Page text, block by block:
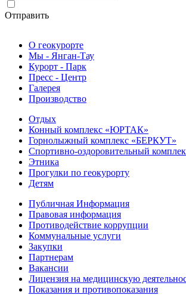
Отправить
О геокурорте
Мы - Янган-Тау
Курорт - Парк
Пресс - Центр
Галерея
Производство
Отдых
Конный комплекс «ЮРТАК»
Горнолыжный комплекс «БЕРКУТ»
Спортивно-оздоровительный
Этника
Прогулки по геокурорту
Детям
Публичная Информация
Правовая информация
Противодействие коррупции
Коммунальные услуги
Закупки
Партнерам
Вакансии
Лицензия на медицинскую
Показания и противопоказания